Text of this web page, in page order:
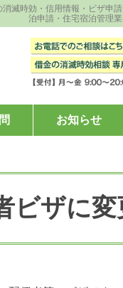
滅時効・信用情報・ビザ申
泊申請・住宅宿泊管理
お知らせ
ビザに変